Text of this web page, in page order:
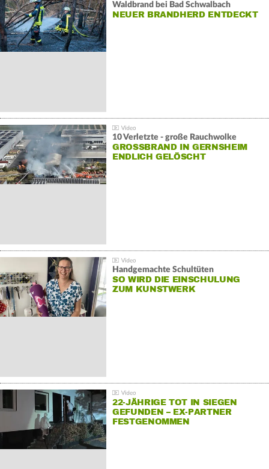
Waldbrand bei Bad Schwalbach
NEUER BRANDHERD ENTDECKT
10 Verletzte - große Rauchwolke
GROSSBRAND IN GERNSHEIM E
NDLICH GELÖSCHT
Handgemachte Schultüten
SO WIRD DIE EINSCHULUNG
ZUM KUNSTWERK
22-JÄHRIGE TOT IN SIEGEN
GEFUNDEN – EX-PARTNER
FESTGENOMMEN